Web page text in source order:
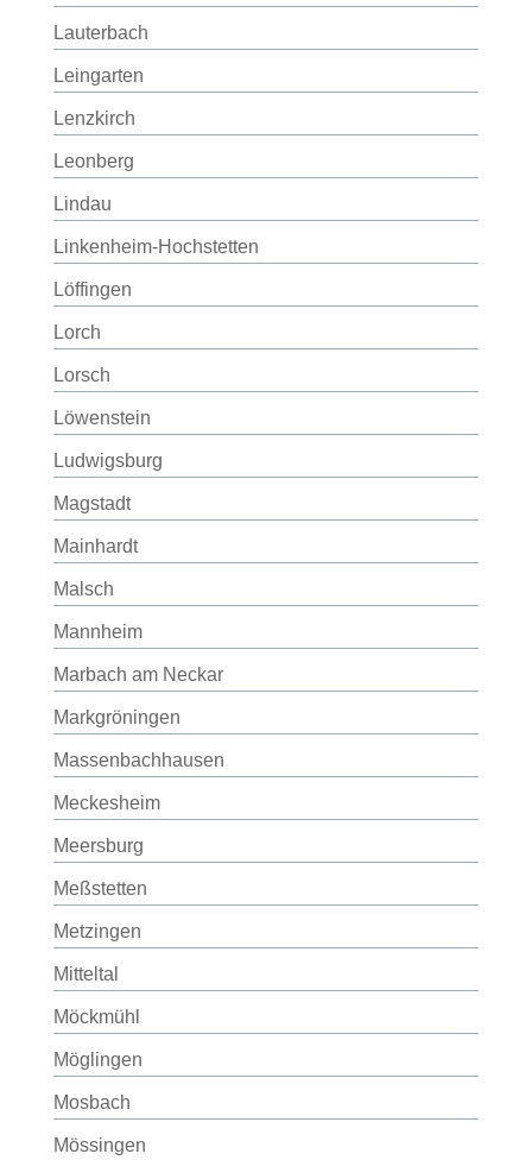
Lauterbach
Leingarten
Lenzkirch
Leonberg
Lindau
Linkenheim-Hochstetten
Löffingen
Lorch
Lorsch
Löwenstein
Ludwigsburg
Magstadt
Mainhardt
Malsch
Mannheim
Marbach am Neckar
Markgröningen
Massenbachhausen
Meckesheim
Meersburg
Meßstetten
Metzingen
Mitteltal
Möckmühl
Möglingen
Mosbach
Mössingen